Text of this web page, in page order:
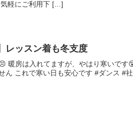
軽にご利用下 […]
レッスン着も冬支度
暖房は入れてますが、やはり寒いで
ん これで寒い日も安心です #ダンス #